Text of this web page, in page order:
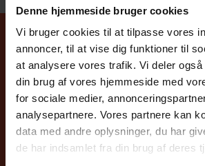
Denne hjemmeside bruger cookies
Vi bruger cookies til at tilpasse vores
annoncer, til at vise dig funktioner til
at analysere vores trafik. Vi deler også
din brug af vores hjemmeside med
for sociale medier,
analysepartnere. Vores partnere kan
data med andre oplysninger, du har
de har indsamlet fra din brug af deres
Tag kontakt
allerede i
Vi finder den træemballage, der